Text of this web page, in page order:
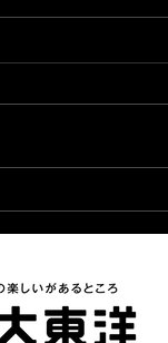
ブログ更新